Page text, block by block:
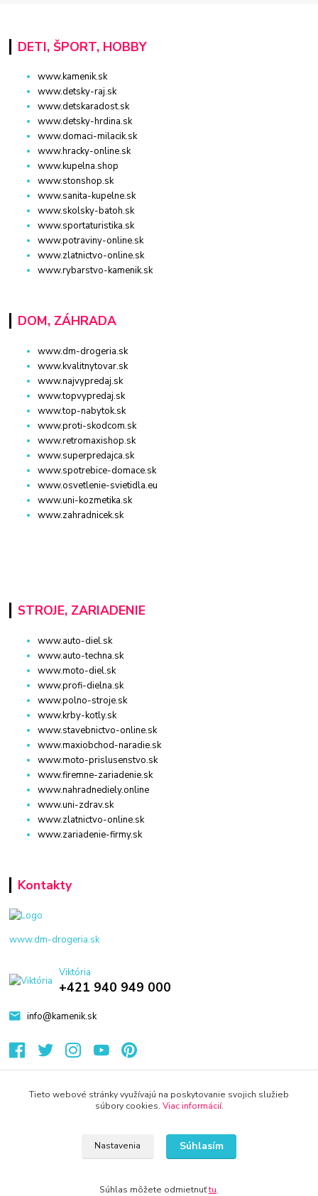
DETI, ŠPORT, HOBBY
www.kamenik.sk
www.detsky-raj.sk
www.detskaradost.sk
www.detsky-hrdina.sk
www.domaci-milacik.sk
www.hracky-online.sk
www.kupelna.shop
www.stonshop.sk
www.sanita-kupelne.sk
www.skolsky-batoh.sk
www.sportaturistika.sk
www.potraviny-online.sk
www.zlatnictvo-online.sk
www.rybarstvo-kamenik.sk
DOM, ZÁHRADA
www.dm-drogeria.sk
www.kvalitnytovar.sk
www.najvypredaj.sk
www.topvypredaj.sk
www.top-nabytok.sk
www.proti-skodcom.sk
www.retromaxishop.sk
www.superpredajca.sk
www.spotrebice-domace.sk
www.osvetlenie-svietidla.eu
www.uni-kozmetika.sk
www.zahradnicek.sk
STROJE, ZARIADENIE
www.auto-diel.sk
www.auto-techna.sk
www.moto-diel.sk
www.profi-dielna.sk
www.polno-stroje.sk
www.krby-kotly.sk
www.stavebnictvo-online.sk
www.maxiobchod-naradie.sk
www.moto-prislusenstvo.sk
www.firemne-zariadenie.sk
www.nahradnediely.online
www.uni-zdrav.sk
www.zlatnictvo-online.sk
www.zariadenie-firmy.sk
Kontakty
www.dm-drogeria.sk
Viktória
+421 940 949 000
info@kamenik.sk
Tieto webové stránky využívajú na poskytovanie svojich služieb
súbory cookies. Viac informácií.
Nastavenia Súhlasím
Súhlas môžete odmietnuťtu.